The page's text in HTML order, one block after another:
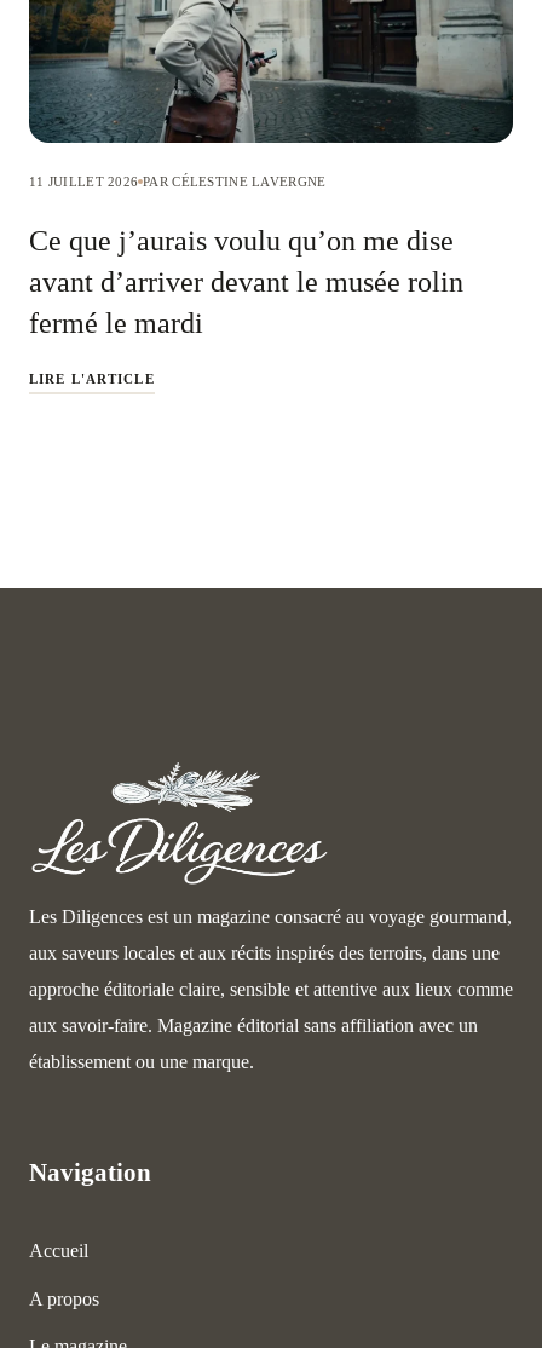
11 JUILLET 2026 PAR CÉLESTINE LAVERGNE
Ce que j’aurais voulu qu’on me dise
avant d’arriver devant le musée rolin
fermé le mardi
LIRE L'ARTICLE
Les Diligences est un magazine consacré au voyage gourmand,
aux saveurs locales et aux récits inspirés des terroirs, dans une
approche éditoriale claire, sensible et attentive aux lieux comme
aux savoir-faire. Magazine éditorial sans affiliation avec un
établissement ou une marque.
Navigation
Accueil
A propos